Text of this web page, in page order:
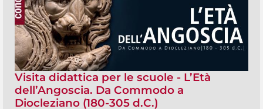
Visita didattica per le scuole - L’Età
dell’Angoscia. Da Commodo a
Diocleziano (180-305 d.C.)